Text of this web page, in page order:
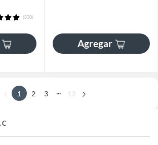
(830)
Agregar
1 2 3 13
C